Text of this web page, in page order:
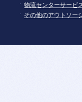
物流センターサービ
その他のアウトソー